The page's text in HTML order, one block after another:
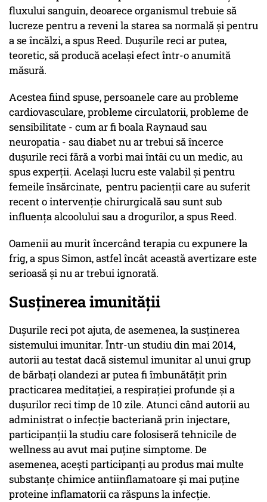
fluxului sanguin, deoarece organismul trebuie să
lucreze pentru a reveni la starea sa normală și pentru
a se încălzi, a spus Reed. Dușurile reci ar putea,
teoretic, să producă același efect într-o anumită
măsură.
Acestea fiind spuse, persoanele care au probleme
cardiovasculare, probleme circulatorii, probleme de
sensibilitate - cum ar fi boala Raynaud sau
neuropatia - sau diabet nu ar trebui să încerce
dușurile reci fără a vorbi mai întâi cu un medic, au
spus experții. Același lucru este valabil și pentru
femeile însărcinate, pentru pacienții care au suferit
recent o intervenție chirurgicală sau sunt sub
influența alcoolului sau a drogurilor, a spus Reed.
Oamenii au murit încercând terapia cu expunere la
frig, a spus Simon, astfel încât această avertizare este
serioasă și nu ar trebui ignorată.
Susținerea imunității
Dușurile reci pot ajuta, de asemenea, la susținerea
sistemului imunitar. Într-un studiu din mai 2014,
autorii au testat dacă sistemul imunitar al unui grup
de bărbați olandezi ar putea fi îmbunătățit prin
practicarea meditației, a respirației profunde și a
dușurilor reci timp de 10 zile. Atunci când autorii au
administrat o infecție bacteriană prin injectare,
participanții la studiu care folosiseră tehnicile de
wellness au avut mai puține simptome. De
asemenea, acești participanți au produs mai multe
substanțe chimice antiinflamatoare și mai puține
proteine inflamatorii ca răspuns la infecție.